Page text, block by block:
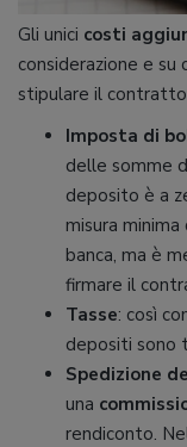
Gli unici costi
considerazione e su
stipulare il
Imposta di
delle somme
deposito è a
misura minima
banca, ma è
firmare il
Tasse: così
depositi sono
Spedizione
una
rendiconto.